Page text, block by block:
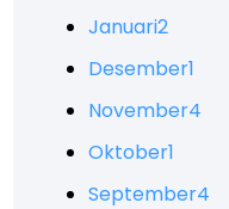
Januari2
Desember1
November4
Oktober1
September4